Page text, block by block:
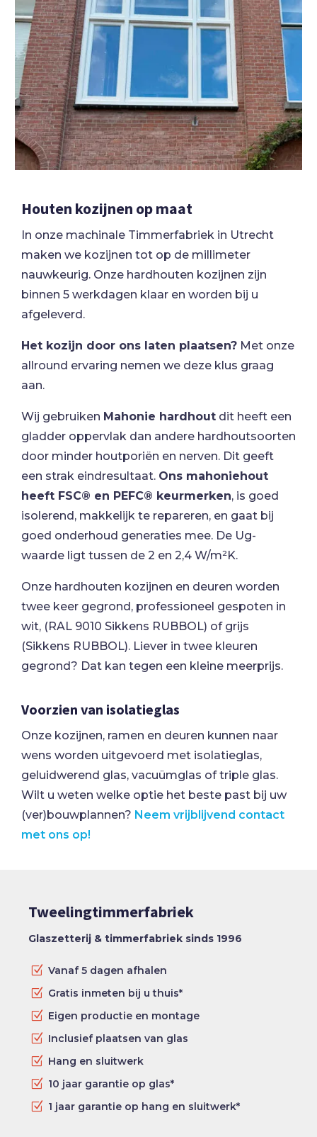
Houten kozijnen op maat
In onze machinale Timmerfabriek in Utrecht
maken we kozijnen tot op de millimeter
nauwkeurig. Onze hardhouten kozijnen zijn
binnen 5 werkdagen klaar en worden bij u
afgeleverd.
Het kozijn door ons laten plaatsen? Met onze
allround ervaring nemen we deze klus graag
aan.
Wij gebruiken Mahonie hardhout dit heeft een
gladder oppervlak dan andere hardhoutsoorten
door minder houtporiën en nerven. Dit geeft
een strak eindresultaat. Ons mahoniehout
heeft FSC® en PEFC® keurmerken, is goed
isolerend, makkelijk te repareren, en gaat bij
goed onderhoud generaties mee. De Ug-
waarde ligt tussen de 2 en 2,4 W/m²K.
Onze hardhouten kozijnen en deuren worden
twee keer gegrond, professioneel gespoten in
wit, (RAL 9010 Sikkens RUBBOL) of grijs
(Sikkens RUBBOL). Liever in twee kleuren
gegrond? Dat kan tegen een kleine meerprijs.
Voorzien van isolatieglas
Onze kozijnen, ramen en deuren kunnen naar
wens worden uitgevoerd met isolatieglas,
geluidwerend glas, vacuümglas of triple glas.
Wilt u weten welke optie het beste past bij uw
(ver)bouwplannen? Neem vrijblijvend contact
met ons op!
Tweelingtimmerfabriek
Glaszetterij & timmerfabriek sinds 1996
Z Vanaf 5 dagen afhalen
Z Gratis inmeten bij u thuis*
Z Eigen productie en montage
Z Inclusief plaatsen van glas
Z Hang en sluitwerk
Z 10 jaar garantie op glas*
Z 1 jaar garantie op hang en sluitwerk*